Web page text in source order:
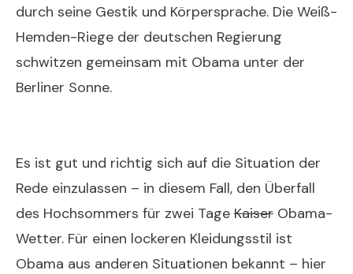
durch seine Gestik und Körpersprache. Die Weiß-
Hemden-Riege der deutschen Regierung
schwitzen gemeinsam mit Obama unter der
Berliner Sonne.
Es ist gut und richtig sich auf die Situation der
Rede einzulassen – in diesem Fall, den Überfall
des Hochsommers für zwei Tage Kaiser Obama-
Wetter. Für einen lockeren Kleidungsstil ist
Obama aus anderen Situationen bekannt – hier